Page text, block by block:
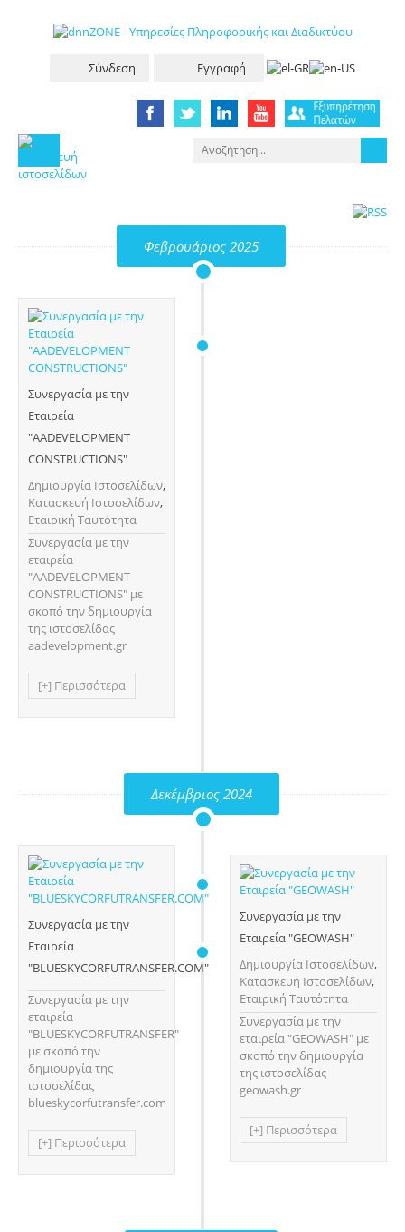
Σύνδεση Εγγραφή
Φεβρουάριος 2025
Συνεργασία με την
Εταιρεία
"AADEVELOPMENT
CONSTRUCTIONS"
Δημιουργία Ιστοσελίδων,
Κατασκευή Ιστοσελίδων,
Εταιρική Ταυτότητα
Συνεργασία με την
εταιρεία
"AADEVELOPMENT
CONSTRUCTIONS" με
σκοπό την δημιουργία
της ιστοσελίδας
aadevelopment.gr
[+] Περισσότερα
Δεκέμβριος 2024
Συνεργασία με την
Εταιρεία
"BLUESKYCORFUTRANSFER.COM"
Συνεργασία με την
εταιρεία
"BLUESKYCORFUTRANSFER"
με σκοπό την
δημιουργία της
ιστοσελίδας
blueskycorfutransfer.com
[+] Περισσότερα
Συνεργασία με την
Εταιρεία "GEOWASH"
Δημιουργία Ιστοσελίδων,
Κατασκευή Ιστοσελίδων,
Εταιρική Ταυτότητα
Συνεργασία με την
εταιρεία "GEOWASH" με
σκοπό την δημιουργία
της ιστοσελίδας
geowash.gr
[+] Περισσότερα